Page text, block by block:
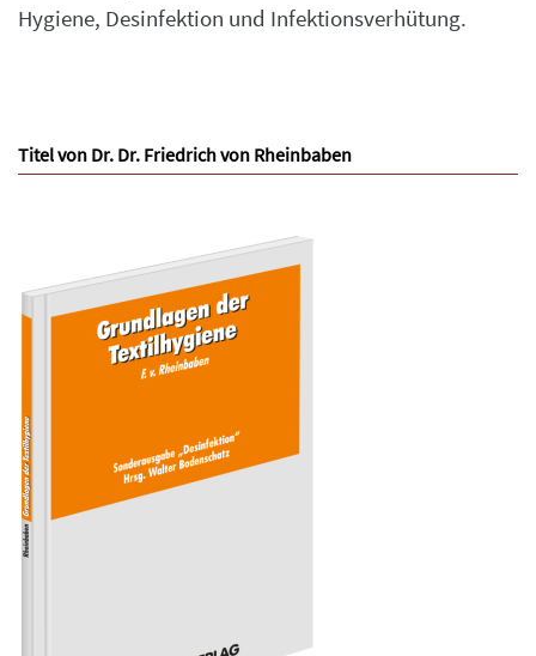
Hygiene, Desinfektion und Infektionsverhütung.
Titel von Dr. Dr. Friedrich von Rheinbaben